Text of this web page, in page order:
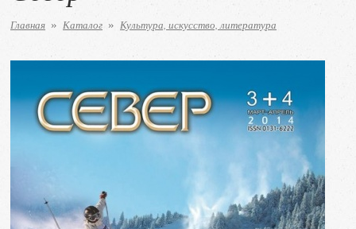
Главная » Каталог » Культура, искусство, литература